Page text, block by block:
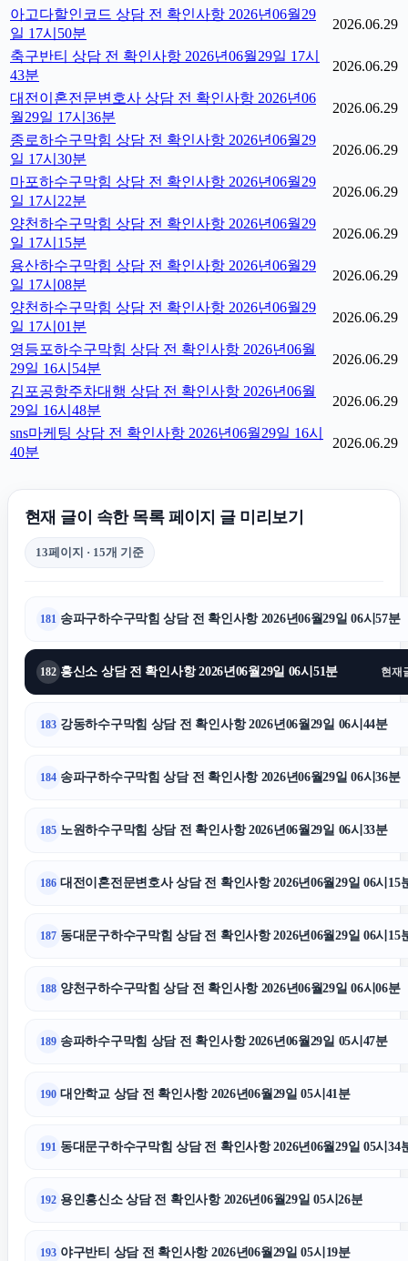
아고다할인코드 상담 전 확인사항 2026년06월29
일 17시50분
2026.06.29
축구반티 상담 전 확인사항 2026년06월29일 17시
43분
2026.06.29
대전이혼전문변호사 상담 전 확인사항 2026년06
월29일 17시36분
2026.06.29
종로하수구막힘 상담 전 확인사항 2026년06월29
일 17시30분
2026.06.29
마포하수구막힘 상담 전 확인사항 2026년06월29
일 17시22분
2026.06.29
양천하수구막힘 상담 전 확인사항 2026년06월29
일 17시15분
2026.06.29
용산하수구막힘 상담 전 확인사항 2026년06월29
일 17시08분
2026.06.29
양천하수구막힘 상담 전 확인사항 2026년06월29
일 17시01분
2026.06.29
영등포하수구막힘 상담 전 확인사항 2026년06월
29일 16시54분
2026.06.29
김포공항주차대행 상담 전 확인사항 2026년06월
29일 16시48분
2026.06.29
sns마케팅 상담 전 확인사항 2026년06월29일 16시
40분
2026.06.29
현재 글이 속한 목록 페이지 글 미리보기
13페이지 · 15개 기준
181 송파구하수구막힘 상담 전 확인사항 2026년06월29일 06시57분
182 흥신소 상담 전 확인사항 2026년06월29일 06시51분 현재
183 강동하수구막힘 상담 전 확인사항 2026년06월29일 06시44분
184 송파구하수구막힘 상담 전 확인사항 2026년06월29일 06시36분
185 노원하수구막힘 상담 전 확인사항 2026년06월29일 06시33분
186 대전이혼전문변호사 상담 전 확인사항 2026년06월29일 06시15
187 동대문구하수구막힘 상담 전 확인사항 2026년06월29일 06시15
188 양천구하수구막힘 상담 전 확인사항 2026년06월29일 06시06분
189 송파하수구막힘 상담 전 확인사항 2026년06월29일 05시47분
190 대안학교 상담 전 확인사항 2026년06월29일 05시41분
191 동대문구하수구막힘 상담 전 확인사항 2026년06월29일 05시34
192 용인흥신소 상담 전 확인사항 2026년06월29일 05시26분
193 야구반티 상담 전 확인사항 2026년06월29일 05시19분